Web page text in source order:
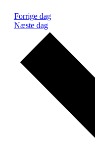
Forrige dag
Næste dag